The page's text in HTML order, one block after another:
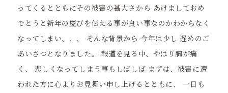
ってくるとともにその被害の甚大さから あけましておめ
でとうと新年の慶びを伝える事が良い事なのかわからなく
なってしまい、、、 そんな背景から 今年は少し 遅めのご
あいさつとなりました。 報道を見る中、やはり胸が痛
く、 悲しくなってしまう事もしばしば まずは、被害に遭
われた方に心よりお見舞い申し上げるとともに、 一日も